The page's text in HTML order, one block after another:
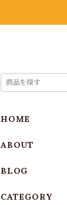
HOME
ABOUT
BLOG
CATEGORY